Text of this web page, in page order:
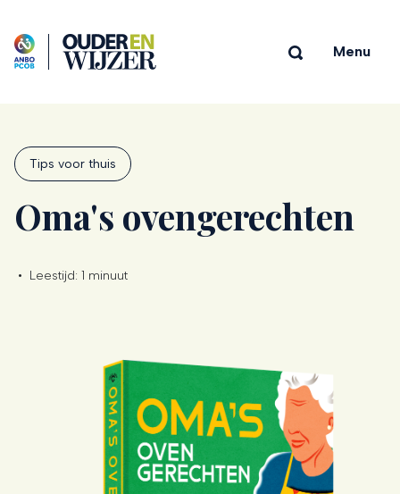
Menu
Tips voor thuis
Oma's ovengerechten
• Leestijd: 1 minuut